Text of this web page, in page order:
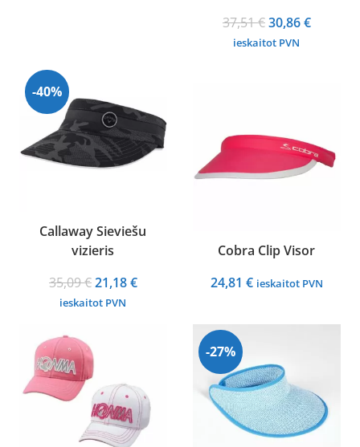
37,51€Original
price
30,86€Current
ieskaitot PVN
-40%
Callaway Sieviešu
vizieris
35,09€Original
price
21,18€Current
ieskaitot PVN
Cobra Clip Visor
24,81 € ieskaitot PVN
-27%